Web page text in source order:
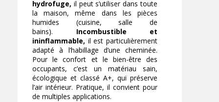
hydrofuge, il peut s’utiliser dans toute
la maison, même dans les pièces
humides (cuisine, salle de
bains). Incombustible et
ininflammable, il est particulièrement
adapté à l’habillage d’une cheminée.
Pour le confort et le bien-être des
occupants, c’est un matériau sain,
écologique et classé A+, qui préserve
l’air intérieur. Pratique, il convient pour
de multiples applications.